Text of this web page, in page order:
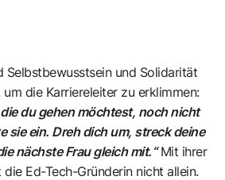
Selbstbewusstsein und Solidarität
die Karriereleiter zu erklimmen:
du gehen möchtest, noch nicht
sie ein. Dreh dich um, streck deine
nächste Frau gleich mit.“Mit ihrer
Ed-Tech-Gründerin nicht allein.